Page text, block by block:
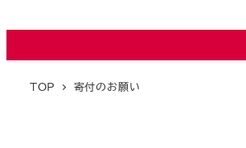
TOP 寄付のお願い